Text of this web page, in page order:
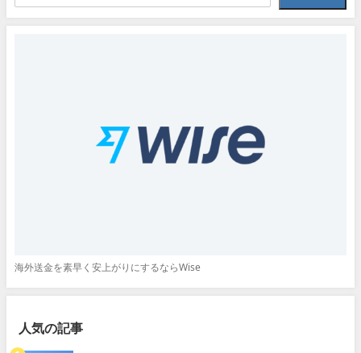
海外送金を素早く安上がりにするならWise
人気の記事